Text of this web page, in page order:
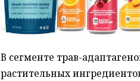
В сегменте трав-
растительных